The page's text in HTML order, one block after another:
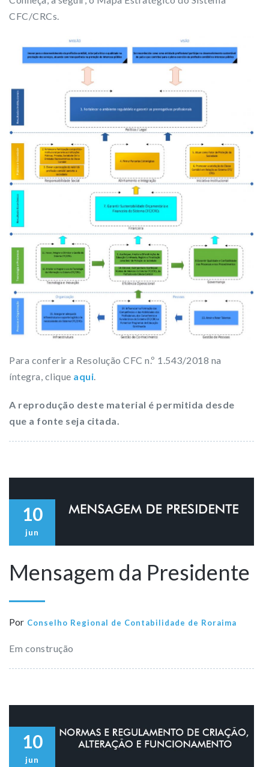
CFC/CRCs.
Para conferir a Resolução CFC n.º 1.543/2018 na
íntegra, clique aqui.
A reprodução deste material é permitida desde
que a fonte seja citada.
10
jun
Mensagem da Presidente
Por Conselho Regional de Contabilidade de Roraima
Em construção
10
jun